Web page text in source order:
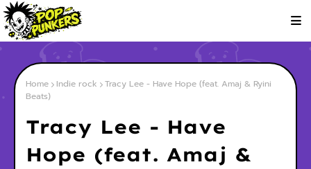
Home Indie rock
Tracy Lee - Have Hope (feat. Amaj & Ryini
Beats)
Tracy Lee - Have
Hope (feat. Amaj &